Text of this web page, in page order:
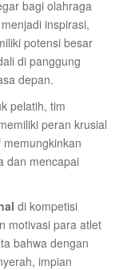
bagi olahraga
inspirasi,
potensi besar
di panggung
depan.
pelatih, tim
peran krusial
dan mencapai
di kompetisi
motivasi para atlet
bahwa dengan
impian